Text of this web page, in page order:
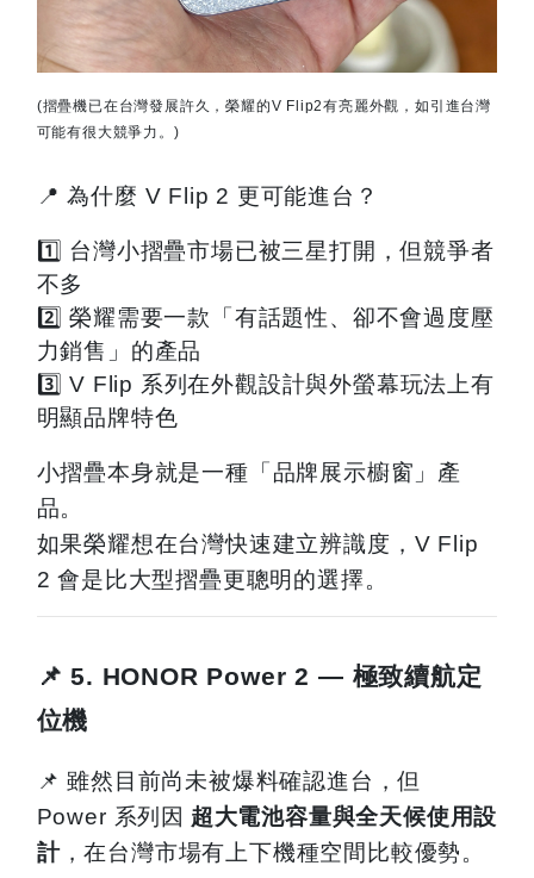
(摺疊機已在台灣發展許久，榮耀的V Flip2有亮麗外觀，如引進台灣
可能有很大競爭力。 )
📍為什麼 V Flip 2 更可能進台？
1️⃣ 台灣小摺疊市場已被三星打開，但競爭者
不多
2️⃣榮耀需要一款「有話題性、卻不會過度壓
力銷售」的產品
3️⃣ V Flip 系列在外觀設計與外螢幕玩法上有
明顯品牌特色
小摺疊本身就是一種「品牌展示櫥窗」產
品。
如果榮耀想在台灣快速建立辨識度， V Flip
2會是比大型摺疊更聰明的選擇。
📌 5. HONOR Power 2 — 極致續航定
位機
📌雖然目前尚未被爆料確認進台，但
Power 系列因 超大電池容量與全天候使用設
計，在台灣市場有上下機種空間比較優勢。